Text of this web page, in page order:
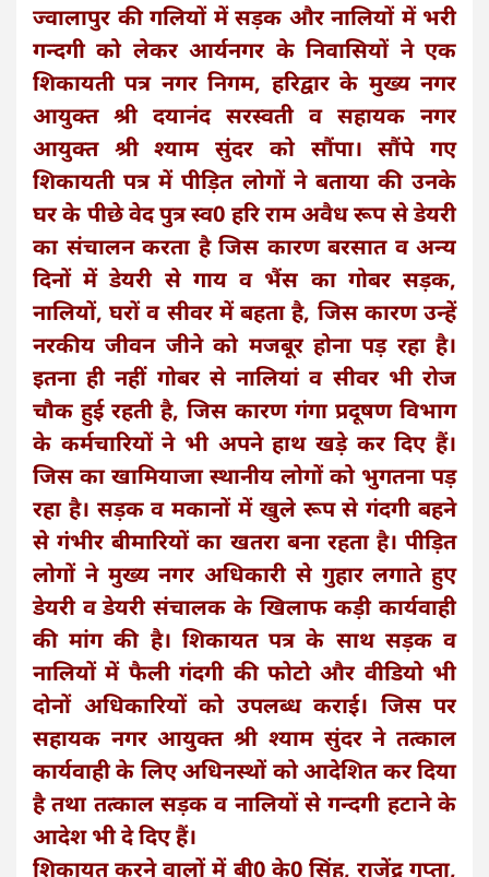
ज्वालापुर की गलियों में सड़क और नालियों में भरी
गन्दगी को लेकर आर्यनगर के निवासियों ने एक
शिकायती पत्र नगर निगम, हरिद्वार के मुख्य नगर
आयुक्त श्री दयानंद सरस्वती व सहायक नगर
आयुक्त श्री श्याम सुंदर को सौंपा। सौंपे गए
शिकायती पत्र में पीड़ित लोगों ने बताया की उनके
घर के पीछे वेद पुत्र स्व0 हरि राम अवैध रूप से डेयरी
का संचालन करता है जिस कारण बरसात व अन्य
दिनों में डेयरी से गाय व भैंस का गोबर सड़क,
नालियों, घरों व सीवर में बहता है, जिस कारण उन्हें
नरकीय जीवन जीने को मजबूर होना पड़ रहा है।
इतना ही नहीं गोबर से नालियां व सीवर भी रोज
चौक हुई रहती है, जिस कारण गंगा प्रदूषण विभाग
के कर्मचारियों ने भी अपने हाथ खड़े कर दिए हैं।
जिस का खामियाजा स्थानीय लोगों को भुगतना पड़
रहा है। सड़क व मकानों में खुले रूप से गंदगी बहने
से गंभीर बीमारियों का खतरा बना रहता है। पीड़ित
लोगों ने मुख्य नगर अधिकारी से गुहार लगाते हुए
डेयरी व डेयरी संचालक के खिलाफ कड़ी कार्यवाही
की मांग की है। शिकायत पत्र के साथ सड़क व
नालियों में फैली गंदगी की फोटो और वीडियो भी
दोनों अधिकारियों को उपलब्ध कराई। जिस पर
सहायक नगर आयुक्त श्री श्याम सुंदर ने तत्काल
कार्यवाही के लिए अधिनस्थों को आदेशित कर दिया
है तथा तत्काल सड़क व नालियों से गन्दगी हटाने के
आदेश भी दे दिए हैं।
शिकायत करने वालों में बी0 के0 सिंह, राजेंद्र गुप्ता,